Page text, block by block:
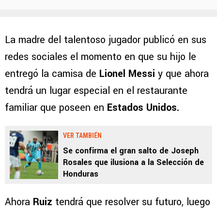
La madre del talentoso jugador publicó en sus
redes sociales el momento en que su hijo le
entregó la camisa de Lionel Messi y que ahora
tendrá un lugar especial en el restaurante
familiar que poseen en Estados Unidos.
VER TAMBIÉN
Se confirma el gran salto de Joseph
Rosales que ilusiona a la Selección de
Honduras
Ahora Ruiz tendrá que resolver su futuro, luego